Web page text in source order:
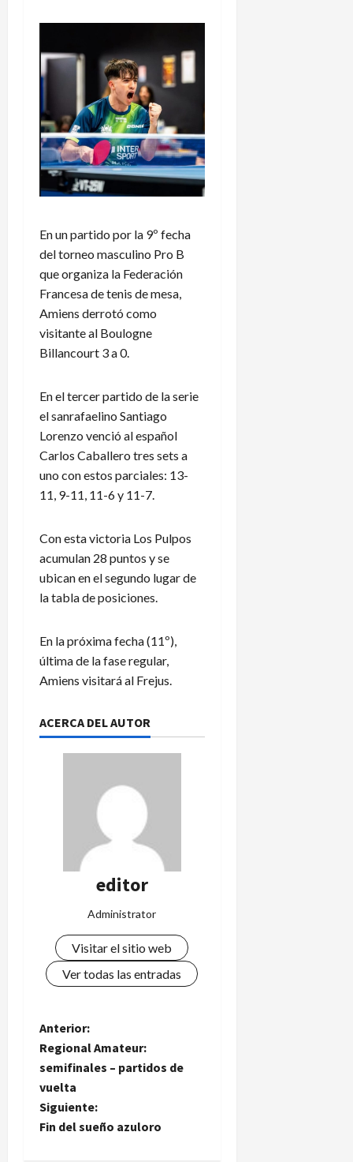
En un partido por la 9º fecha
del torneo masculino Pro B
que organiza la Federación
Francesa de tenis de mesa,
Amiens derrotó como
visitante al Boulogne
Billancourt 3 a 0.
En el tercer partido de la serie
el sanrafaelino Santiago
Lorenzo venció al español
Carlos Caballero tres sets a
uno con estos parciales: 13-
11, 9-11, 11-6 y 11-7.
Con esta victoria Los Pulpos
acumulan 28 puntos y se
ubican en el segundo lugar de
la tabla de posiciones.
En la próxima fecha (11º),
última de la fase regular,
Amiens visitará al Frejus.
ACERCA DEL AUTOR
editor
Administrator
Visitar el sitio web
Ver todas las entradas
N
a
v
e
Anterior:
Regional Amateur:
semifinales – partidos de
vuelta
Siguiente:
Fin del sueño azuloro